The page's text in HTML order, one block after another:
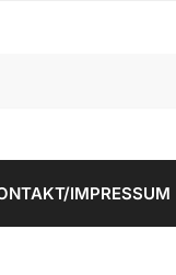
IMPRESSUM